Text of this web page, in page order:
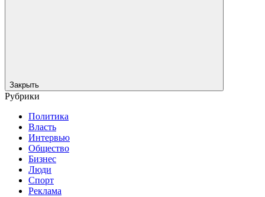
Закрыть
Рубрики
Политика
Власть
Интервью
Общество
Бизнес
Люди
Спорт
Реклама